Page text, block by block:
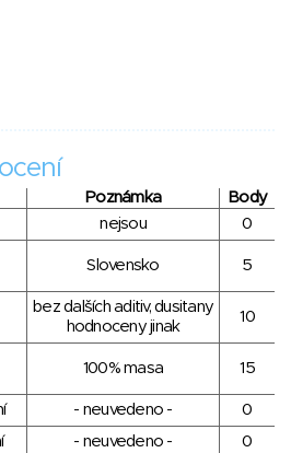
Poznámka
Body
nejsou
0
Slovensko 5
bez dalších aditiv, dusitany
hodnoceny jinak
10
100% masa 15
- neuvedeno -
0
- neuvedeno - 0